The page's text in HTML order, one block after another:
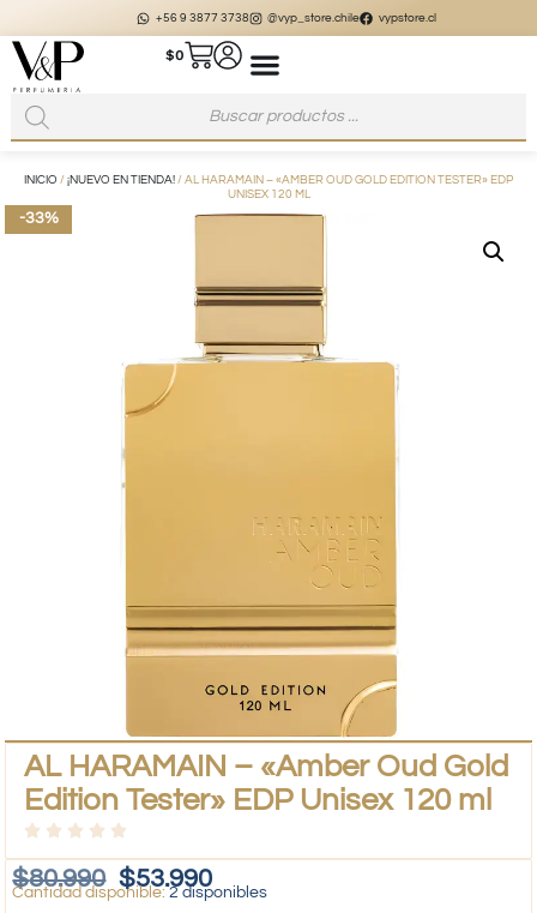
+56 9 3877 3738 @vyp_store.chile vypstore.cl
$0
INICIO / ¡NUEVO EN TIENDA! / AL HARAMAIN – «AMBER OUD GOLD EDITION TESTER» EDP
UNISEX 120 ML
-33%
AL HARAMAIN – «Amber Oud Gold
Edition Tester» EDP Unisex 120 ml
$80.990 $53.990
2 disponibles